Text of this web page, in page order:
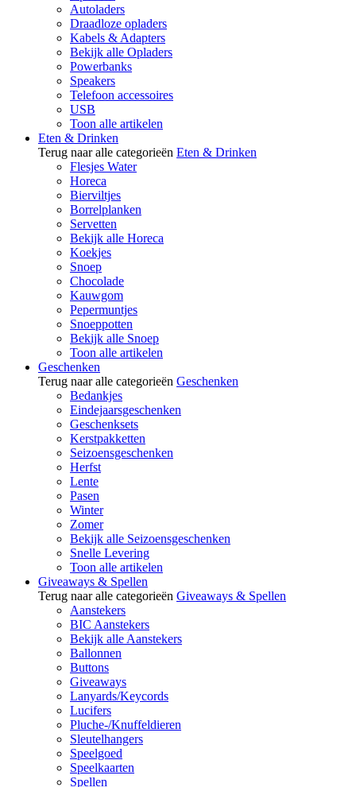
Autoladers
Draadloze opladers
Kabels & Adapters
Bekijk alle Opladers
Powerbanks
Speakers
Telefoon accessoires
USB
Toon alle artikelen
Eten & Drinken
Terug naar alle categorieën Eten & Drinken
Flesjes Water
Horeca
Bierviltjes
Borrelplanken
Servetten
Bekijk alle Horeca
Koekjes
Snoep
Chocolade
Kauwgom
Pepermuntjes
Snoeppotten
Bekijk alle Snoep
Toon alle artikelen
Geschenken
Terug naar alle categorieën Geschenken
Bedankjes
Eindejaarsgeschenken
Geschenksets
Kerstpakketten
Seizoensgeschenken
Herfst
Lente
Pasen
Winter
Zomer
Bekijk alle Seizoensgeschenken
Snelle Levering
Toon alle artikelen
Giveaways & Spellen
Terug naar alle categorieën Giveaways & Spellen
Aanstekers
BIC Aanstekers
Bekijk alle Aanstekers
Ballonnen
Buttons
Giveaways
Lanyards/Keycords
Lucifers
Pluche-/Knuffeldieren
Sleutelhangers
Speelgoed
Speelkaarten
Spellen